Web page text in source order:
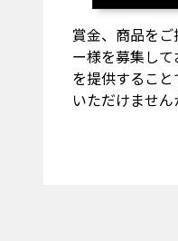
賞金、商品を
ー様を募集し
を提供するこ
いただけません